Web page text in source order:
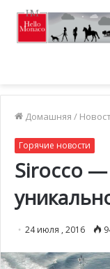
Домашняя /
Горячие новости
Sirocco —
24 июля , 2016